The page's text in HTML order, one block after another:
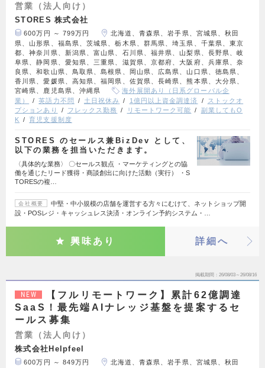
営業（法人向け）
STORES 株式会社
600万円 ～ 799万円
北海道、青森県、岩手県、宮城県、秋田
県、山形県、福島県、茨城県、栃木県、群馬県、埼玉県、千葉県、東京
都、神奈川県、新潟県、富山県、石川県、福井県、山梨県、長野県、岐
阜県、静岡県、愛知県、三重県、滋賀県、京都府、大阪府、兵庫県、奈
良県、和歌山県、鳥取県、島根県、岡山県、広島県、山口県、徳島県、
香川県、愛媛県、高知県、福岡県、佐賀県、長崎県、熊本県、大分県、
宮崎県、鹿児島県、沖縄県
海外展開あり（日系グローバル企
業）
英語力不問 土日祝休み 1億円以上資金調達済
ストックオ
プションあり
フレックス勤務 リモートワーク可能
副業してもO
K
育児支援制度
STORES のセールス兼BizDev として、
以下の業務を担当いただきます。
〈具体的な業務〉 〇セールス観点 ・マーケティングとの協
働を通じたリード獲得・商談創出に向けた活動（実行） ・S
TORESの複…
会社概要
中堅・中小規模の店舗を運営する方々にむけて、ネットショップ開
設・POSレジ・キャッシュレス決済・オンライン予約システム・…
興味あり 詳細へ
掲載期間 26/08/03～26/08/16
NEW
【フルリモートワーク】累計62億調達
SaaS！最先端AIナレッジ基盤を提案するセ
ールス募集
営業（法人向け）
株式会社Helpfeel
600万円 ～ 849万円
北海道、青森県、岩手県、宮城県、秋田